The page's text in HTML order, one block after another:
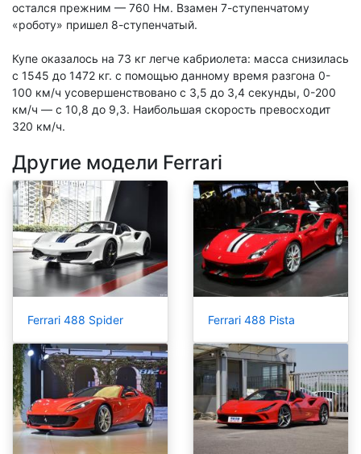
остался прежним — 760 Нм. Взамен 7-ступенчатому
«роботу» пришел 8-ступенчатый.
Купе оказалось на 73 кг легче кабриолета: масса снизилась
с 1545 до 1472 кг. с помощью данному время разгона 0-
100 км/ч усовершенствовано с 3,5 до 3,4 секунды, 0-200
км/ч — с 10,8 до 9,3. Наибольшая скорость превосходит
320 км/ч.
Другие модели Ferrari
Ferrari 488 Spider Ferrari 488 Pista